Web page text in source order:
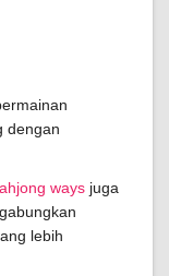
dengan
ways juga
lebih